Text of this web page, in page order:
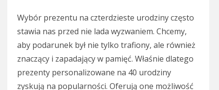
Wybór prezentu na czterdzieste urodziny często
stawia nas przed nie lada wyzwaniem. Chcemy,
aby podarunek był nie tylko trafiony, ale również
znaczący i zapadający w pamięć. Właśnie dlatego
prezenty personalizowane na 40 urodziny
zyskują na popularności. Oferują one możliwość